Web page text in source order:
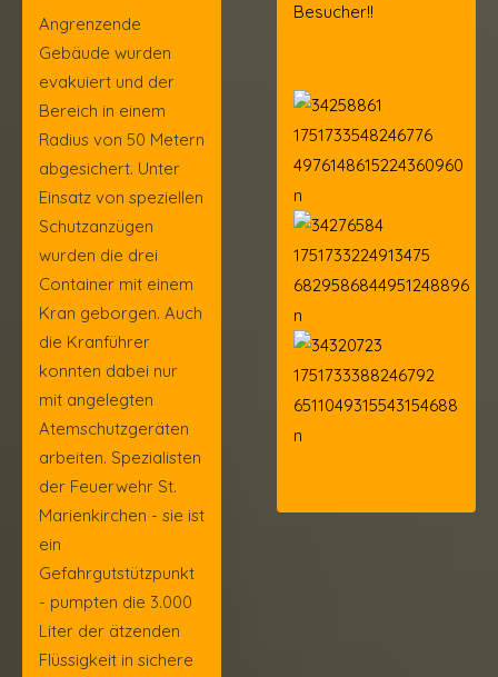
Angrenzende
Gebäude wurden
evakuiert und der
Bereich in einem
Radius von 50 Metern
abgesichert. Unter
Einsatz von speziellen
Schutzanzügen
wurden die drei
Container mit einem
Kran geborgen. Auch
die Kranführer
konnten dabei nur
mit angelegten
Atemschutzgeräten
arbeiten. Spezialisten
der Feuerwehr St.
Marienkirchen - sie ist
ein
Gefahrgutstützpunkt
- pumpten die 3.000
Liter der ätzenden
Flüssigkeit in sichere
Besucher!!